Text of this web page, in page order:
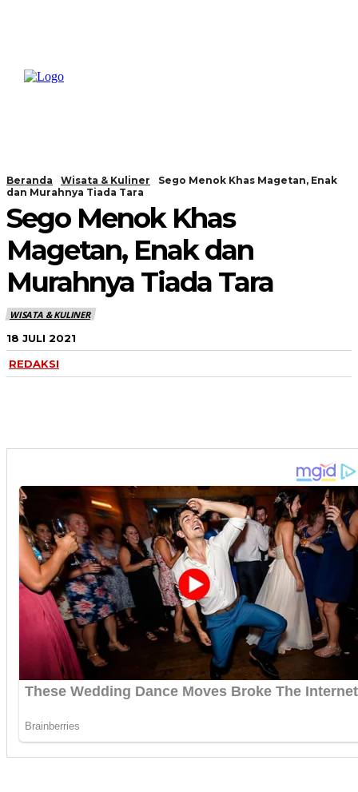
Beranda Wisata & Kuliner
Sego Menok Khas Magetan, Enak
dan Murahnya Tiada Tara
Sego Menok Khas
Magetan, Enak dan
Murahnya Tiada Tara
WISATA & KULINER
18 JULI 2021
REDAKSI